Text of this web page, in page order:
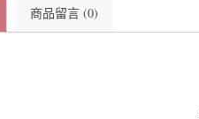
商品留言 (0)